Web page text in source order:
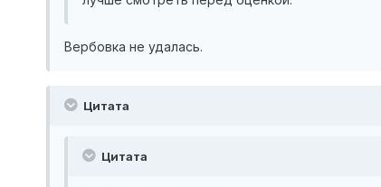
Вербовка не удалась.
Цитата
Цитата